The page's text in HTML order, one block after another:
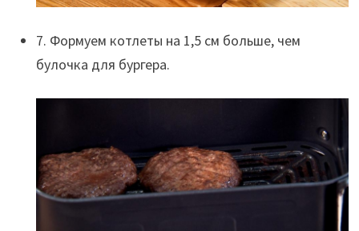
7. Формуем котлеты на 1,5 см больше, чем
булочка для бургера.